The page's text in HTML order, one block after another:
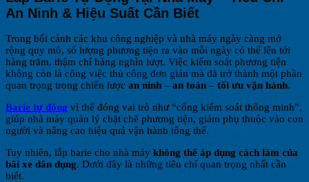
An Ninh & Hiệu Suất Cần Biết
Trong bối cảnh các khu công nghiệp và nhà máy ngày càng mở
rộng quy mô, số lượng phương tiện ra vào mỗi ngày có thể lên tới
hàng trăm, thậm chí hàng nghìn lượt. Việc kiểm soát phương tiện
không còn là công việc thủ công đơn giản mà đã trở thành một phần
quan trọng trong chiến lược an ninh – an toàn – tối ưu vận hành.
Barie tự động vì thế đóng vai trò như “cổng kiểm soát thông minh”,
giúp nhà máy quản lý chặt chẽ phương tiện, giảm phụ thuộc vào con
người và nâng cao hiệu quả vận hành tổng thể.
Tuy nhiên, lắp barie cho nhà máy không thể áp dụng cách làm của
bãi xe dân dụng. Dưới đây là những tiêu chí quan trọng nhất cần
biết.